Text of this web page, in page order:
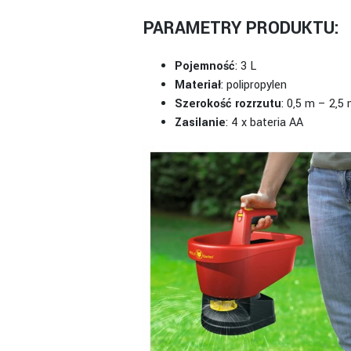
PARAMETRY PRODUKTU:
Pojemność: 3 L
Materiał: polipropylen
Szerokość rozrzutu: 0,5 m – 2,5
Zasilanie: 4 x bateria AA